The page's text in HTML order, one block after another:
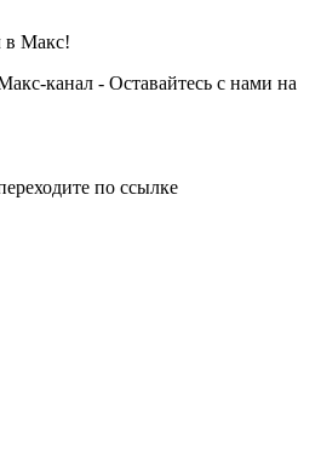
в Макс!
канал - Оставайтесь с нами на
по ссылке